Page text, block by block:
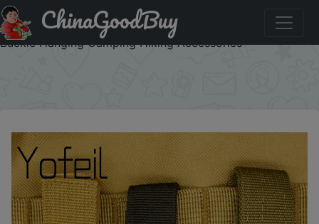
Купити на розпродажі 1PC Carabiner High Strength Nylon
Key Hook MOLLE Webbing Buckle Hanging System Belt
Buckle Hanging Camping Hiking Accessories
ChinaGoodBuy